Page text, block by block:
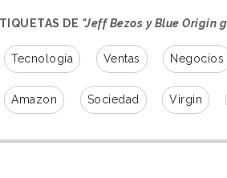
DE "Jeff Bezos y Blue Origin
Tecnología Ventas Negocios
Amazon Sociedad Virgin